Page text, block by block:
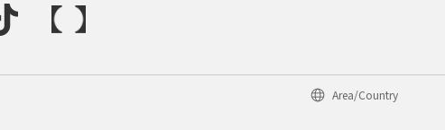
Area/Country